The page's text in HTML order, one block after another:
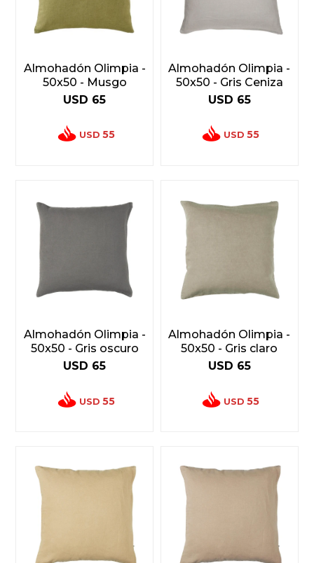
Almohadón Olimpia -
50x50 - Musgo
USD 65
USD 55
Almohadón Olimpia -
50x50 - Gris Ceniza
USD 65
USD 55
Almohadón Olimpia -
50x50 - Gris oscuro
USD 65
USD 55
Almohadón Olimpia -
50x50 - Gris claro
USD 65
USD 55